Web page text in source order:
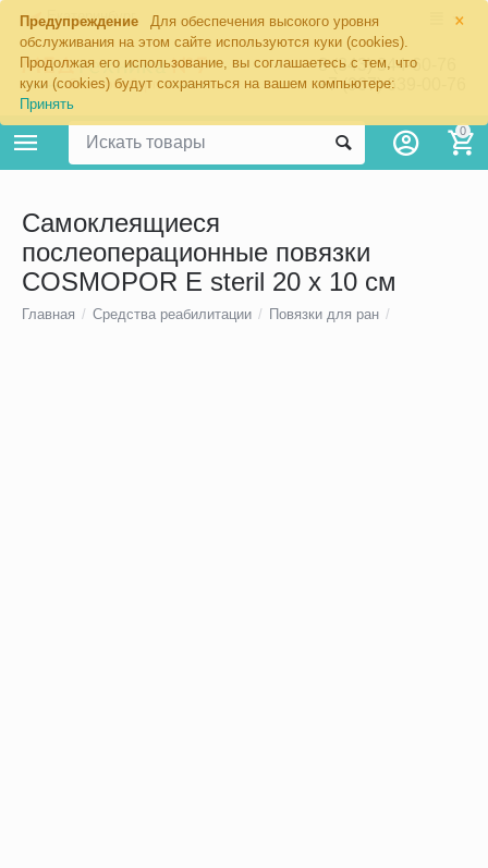
×
Предупреждение
Для обеспечения высокого уровня
обслуживания на этом сайте используются куки (cookies).
Продолжая его использование, вы соглашаетесь с тем, что
куки (cookies) будут сохраняться на вашем компьютере:
Принять
Екатеринбург
8 (343) 344-60-76
+7 (967) 639-00-76
0
Самоклеящиеся
послеоперационные повязки
COSMOPOR E steril 20 х 10 см
Главная / Средства реабилитации / Повязки для ран /